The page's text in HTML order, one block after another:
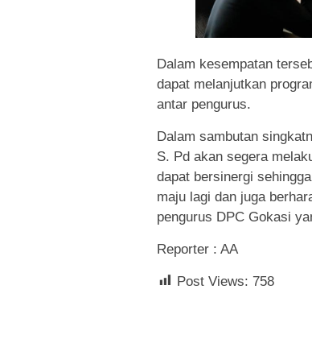
Dalam kesempatan
dapat melanjutkan
antar pengurus.
Dalam sambutan
S. Pd akan segera
dapat bersinergi
maju lagi dan juga
pengurus DPC Gokasi
Reporter : AA
Post Views: 758